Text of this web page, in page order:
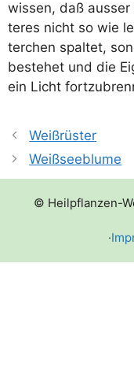
wis­sen, daß
te­res nicht so wie
ter­chen spal­tet,
bestehet und die
ein Licht
Weißrüster
Weißseeblume
© Heilpflanzen-
·